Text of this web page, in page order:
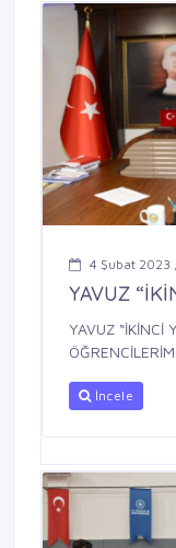
4 Şubat 2023
YAVUZ
YAVUZ “İKİNCİ
İncele